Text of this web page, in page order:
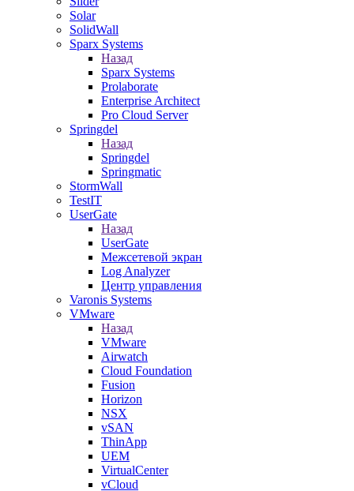
Solar
SolidWall
Sparx Systems
Назад
Sparx Systems
Prolaborate
Enterprise Architect
Pro Cloud Server
Springdel
Назад
Springdel
Springmatic
StormWall
TestIT
UserGate
Назад
UserGate
Межсетевой экран
Log Analyzer
Центр управления
Varonis Systems
VMware
Назад
VMware
Airwatch
Cloud Foundation
Fusion
Horizon
NSX
vSAN
ThinApp
UEM
VirtualCenter
vCloud